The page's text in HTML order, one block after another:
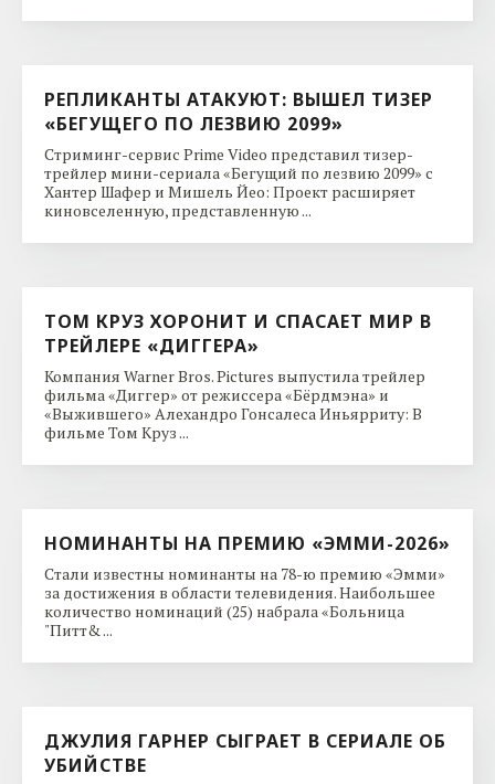
РЕПЛИКАНТЫ АТАКУЮТ: ВЫШЕЛ ТИЗЕР
«БЕГУЩЕГО ПО ЛЕЗВИЮ 2099»
Стриминг-сервис Prime Video представил тизер-
трейлер мини-сериала «Бегущий по лезвию 2099» с
Хантер Шафер и Мишель Йео: Проект расширяет
киновселенную, представленную ...
ТОМ КРУЗ ХОРОНИТ И СПАСАЕТ МИР В
ТРЕЙЛЕРЕ «ДИГГЕРА»
Компания Warner Bros. Pictures выпустила трейлер
фильма «Диггер» от режиссера «Бёрдмэна» и
«Выжившего» Алехандро Гонсалеса Иньярриту: В
фильме Том Круз ...
НОМИНАНТЫ НА ПРЕМИЮ «ЭММИ-2026»
Стали известны номинанты на 78-ю премию «Эмми»
за достижения в области телевидения. Наибольшее
количество номинаций (25) набрала «Больница
"Питт& ...
ДЖУЛИЯ ГАРНЕР СЫГРАЕТ В СЕРИАЛЕ ОБ
УБИЙСТВЕ